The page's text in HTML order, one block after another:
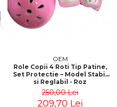
OEM
Role Copii 4 Roti Tip Patine,
Set Protectie – Model Stabil
si Reglabil - Roz
250,00 Lei
209,70 Lei